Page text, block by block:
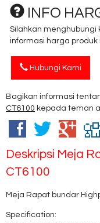
INFO
Silahkan
informasi harga produk
Hubungi Kami
Bagikan informasi
CT6100 kepada teman
Deskripsi Meja
CT6100
Meja Rapat bundar
Specification: